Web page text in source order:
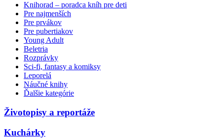
Knihorad – poradca kníh pre deti
Pre najmenších
Pre prvákov
Pre pubertiakov
Young Adult
Beletria
Rozprávky
Sci-fi, fantasy a komiksy
Leporelá
Náučné knihy
Ďalšie kategórie
Životopisy a reportáže
Kuchárky